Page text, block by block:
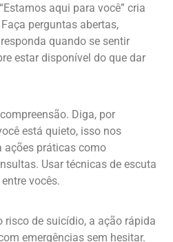
aqui para você” cria
perguntas abertas,
quando se sentir
estar disponível do que dar
Diga, por
está quieto, isso nos
ações práticas como
Usar técnicas de escuta
vocês.
risco de suicídio, a ação rápida
emergências sem hesitar.